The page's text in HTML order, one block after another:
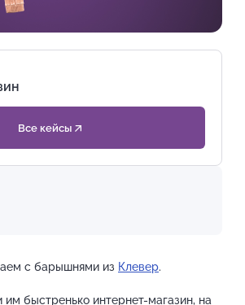
Все кейсы
с барышнями из Клевер.
быстренько интернет-магазин, на